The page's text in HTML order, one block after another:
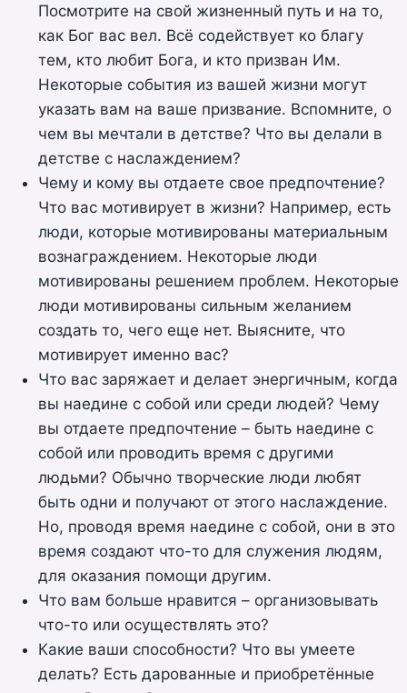
Посмотрите на свой жизненный путь и на то,
как Бог вас вел. Всё содействует ко благу
тем, кто любит Бога, и кто призван Им.
Некоторые события из вашей жизни могут
указать вам на ваше призвание. Вспомните, о
чем вы мечтали в детстве? Что вы делали в
детстве с наслаждением?
Чему и кому вы отдаете свое предпочтение?
Что вас мотивирует в жизни? Например, есть
люди, которые мотивированы материальным
вознаграждением. Некоторые люди
мотивированы решением проблем. Некоторые
люди мотивированы сильным желанием
создать то, чего еще нет. Выясните, что
мотивирует именно вас?
Что вас заряжает и делает энергичным, когда
вы наедине с собой или среди людей? Чему
вы отдаете предпочтение – быть наедине с
собой или проводить время с другими
людьми? Обычно творческие люди любят
быть одни и получают от этого наслаждение.
Но, проводя время наедине с собой, они в это
время создают что-то для служения людям,
для оказания помощи другим.
Что вам больше нравится – организовывать
что-то или осуществлять это?
Какие ваши способности? Что вы умеете
делать? Есть дарованные и приобретённые